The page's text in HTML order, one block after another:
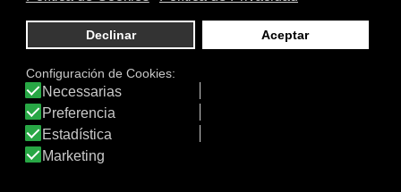
de:
Sí, es apto
Otros productos de Dr. Tree